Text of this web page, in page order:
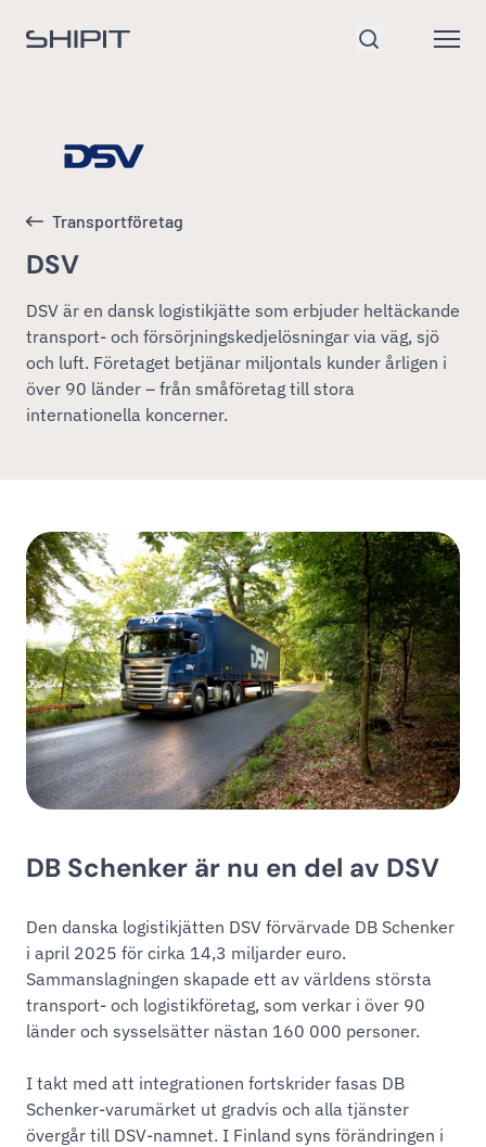
Gå till startsidan
Transportföretag
DSV
DSV är en dansk logistikjätte som erbjuder heltäckande
transport- och försörjningskedjelösningar via väg, sjö
och luft. Företaget betjänar miljontals kunder årligen i
över 90 länder – från småföretag till stora
internationella koncerner.
DB Schenker är nu en del av DSV
Den danska logistikjätten DSV förvärvade DB Schenker
i april 2025 för cirka 14,3 miljarder euro.
Sammanslagningen skapade ett av världens största
transport- och logistikföretag, som verkar i över 90
länder och sysselsätter nästan 160 000 personer.
I takt med att integrationen fortskrider fasas DB
Schenker-varumärket ut gradvis och alla tjänster
övergår till DSV-namnet. I Finland syns förändringen i